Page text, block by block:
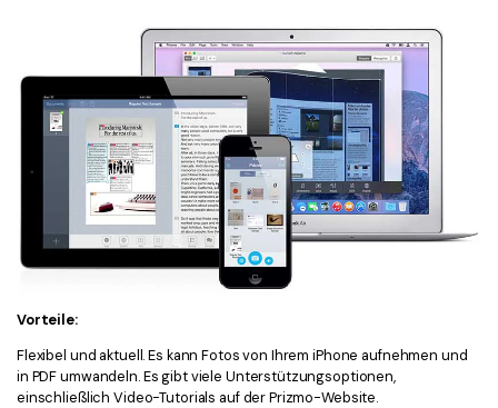
Vorteile:
Flexibel und aktuell. Es kann Fotos von Ihrem iPhone aufnehmen und
in PDF umwandeln. Es gibt viele Unterstützungsoptionen,
einschließlich Video-Tutorials auf der Prizmo-Website.